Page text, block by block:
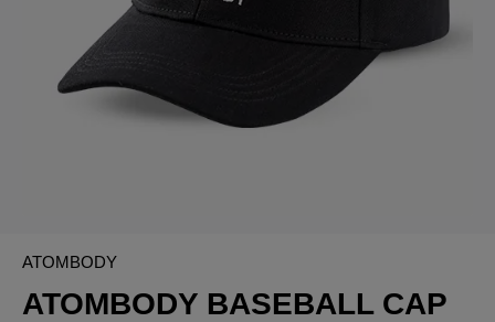
ATOMBODY
ATOMBODY BASEBALL CAP